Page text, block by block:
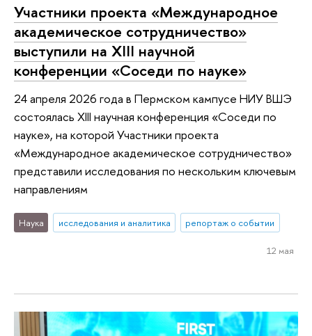
Участники проекта «Международное
академическое сотрудничество»
выступили на XIII научной
конференции «Соседи по науке»
24 апреля 2026 года в Пермском кампусе НИУ ВШЭ
состоялась XIII научная конференция «Соседи по
науке», на которой Участники проекта
«Международное академическое сотрудничество»
представили исследования по нескольким ключевым
направлениям
Наука исследования и аналитика репортаж о событии
12 мая